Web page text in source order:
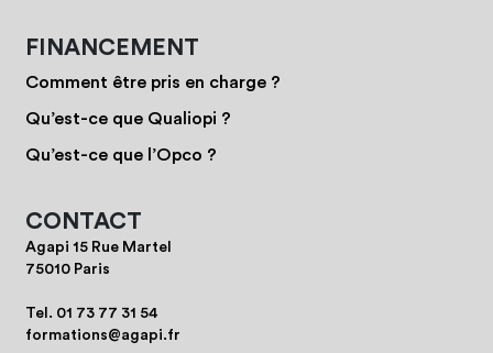
FINANCEMENT
Comment être pris en charge ?
Qu’est-ce que Qualiopi ?
Qu’est-ce que l’Opco ?
CONTACT
Agapi 15 Rue Martel
75010 Paris
Tel. 01 73 77 31 54
formations@agapi.fr